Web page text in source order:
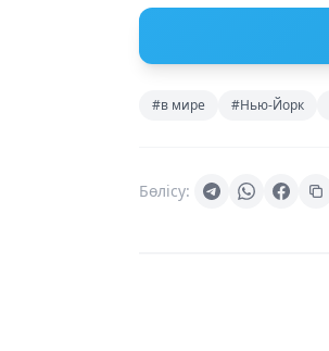
#в мире #Нью-Йорк
Бөлісу: